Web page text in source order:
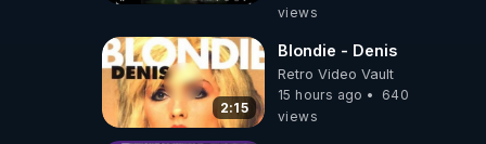
views
2:15
Blondie - Denis
Retro Video Vault
15 hours ago
640
views